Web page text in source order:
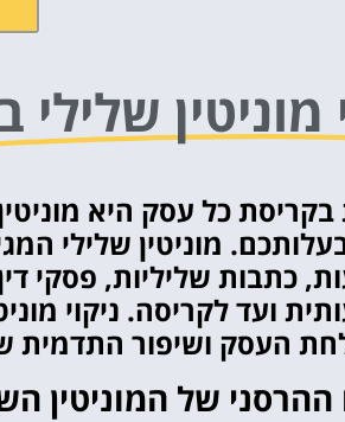
מוניטין שלילי
כל עסק היא
מוניטין שלילי
כתבות שליליות, פסקי
ועד לקריסה. ניקוי
העסק ושיפור התדמית
ההרסני של המוניטין